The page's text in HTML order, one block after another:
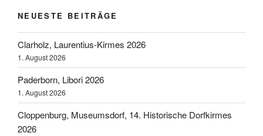
NEUESTE BEITRÄGE
Clarholz, Laurentius-Kirmes 2026
1. August 2026
Paderborn, Libori 2026
1. August 2026
Cloppenburg, Museumsdorf, 14. Historische Dorfkirmes
2026